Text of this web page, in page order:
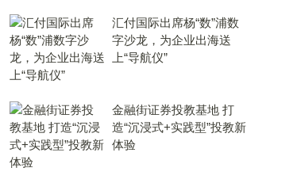
汇付国际出席杨“数”浦数
字沙龙，为企业出海送
上“导航仪”
金融街证券投教基地 打
造“沉浸式+实践型”投教新
体验